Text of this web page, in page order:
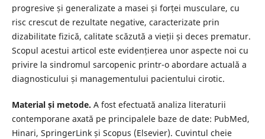
progresive și generalizate a masei și forței musculare, cu
risc crescut de rezultate negative, caracterizate prin
dizabilitate fizică, calitate scăzută a vieții și deces prematur.
Scopul acestui articol este evidențierea unor aspecte noi cu
privire la sindromul sarcopenic printr-o abordare actuală a
diagnosticului și managementului pacientului cirotic.
Material și metode. A fost efectuată analiza literaturii
contemporane axată pe principalele baze de date: PubMed,
Hinari, SpringerLink și Scopus (Elsevier). Cuvintul cheie